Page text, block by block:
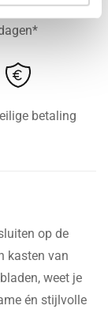
binnen 14
betaling
op de
kasten van
weet je
én stijlvolle